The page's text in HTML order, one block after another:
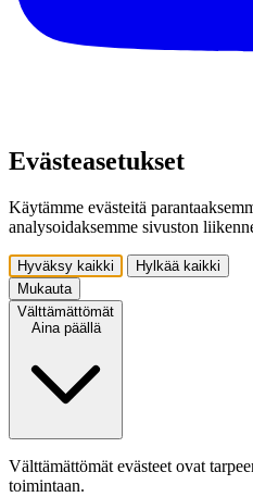
Evästeasetukset
Käytämme evästeitä
analysoidaksemme sivuston
Hyväksy kaikki
Hylkää kaikki
Mukauta
Välttämättömät
Aina päällä
Välttämättömät evästeet ovat
toimintaan.